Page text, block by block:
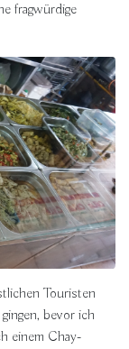
fragwürdige
Touristen
bevor ich
einem Chay-